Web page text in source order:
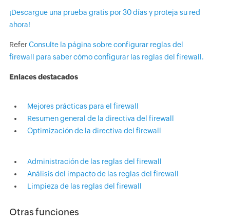
¡Descargue una prueba gratis por 30 días y proteja su red
ahora!
ReferConsulte la página sobre configurar reglas del
firewall para saber cómo configurar las reglas del firewall.
Enlaces destacados
Mejores prácticas para el firewall
Resumen general de la directiva del firewall
Optimización de la directiva del firewall
Administración de las reglas del firewall
Análisis del impacto de las reglas del firewall
Limpieza de las reglas del firewall
Otras funciones